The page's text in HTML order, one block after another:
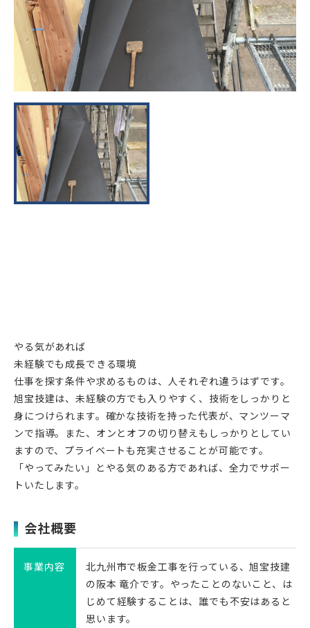
やる気があれば
未経験でも成長できる環境
仕事を探す条件や求めるものは、人それぞれ違うはずです。
旭宝技建は、未経験の方でも入りやすく、技術をしっかりと
身につけられます。確かな技術を持った代表が、マンツーマ
ンで指導。また、オンとオフの切り替えもしっかりとしてい
ますので、プライベートも充実させることが可能です。
「やってみたい」とやる気のある方であれば、全力でサポー
トいたします。
会社概要
事業内容
北九州市で板金工事を行っている、旭宝技建
の阪本 竜介です。やったことのないこと、は
じめて経験することは、誰でも不安はあると
思います。